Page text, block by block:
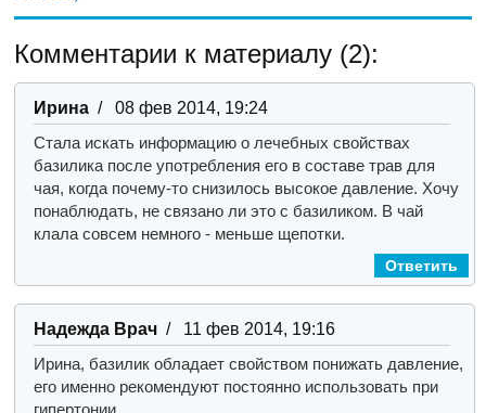
Комментарии к материалу (2):
Ирина/ 08 фев 2014, 19:24
Стала искать информацию о лечебных свойствах
базилика после употребления его в составе трав для
чая, когда почему-то снизилось высокое давление. Хочу
понаблюдать, не связано ли это с базиликом. В чай
клала совсем немного - меньше щепотки.
Ответить
Надежда Врач/ 11 фев 2014, 19:16
Ирина, базилик обладает свойством понижать давление,
его именно рекомендуют постоянно использовать при
гипертонии.